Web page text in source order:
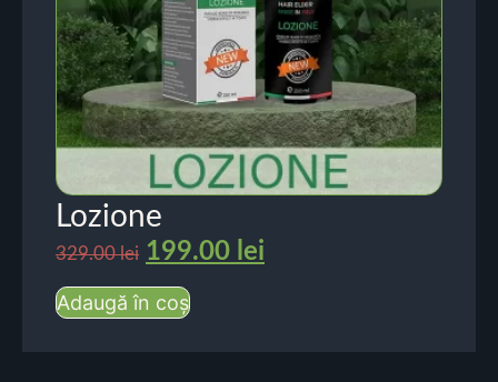
Lozione
329.00lei 199.00 lei
Adaugă în coș